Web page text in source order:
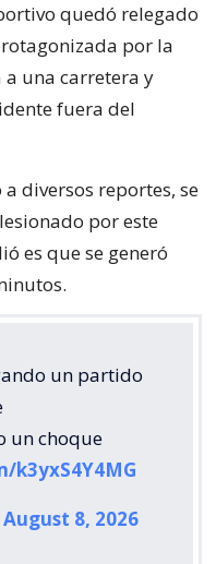
quedó relegado
por la
a una carretera y
fuera del
diversos reportes, se
por este
es que se generó
un partido
un choque
August 8, 2026